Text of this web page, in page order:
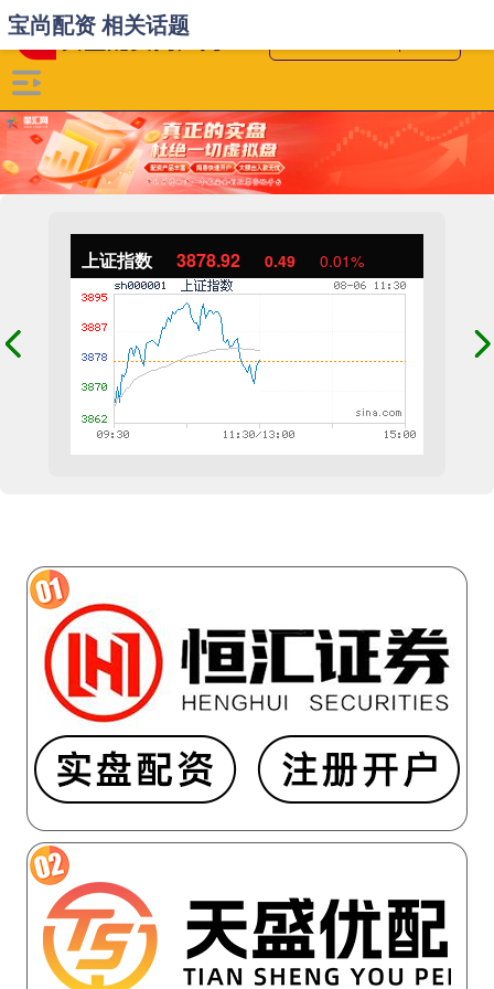
上证指数 3878.92 0.49 0.01%
宝尚配资 相关话题